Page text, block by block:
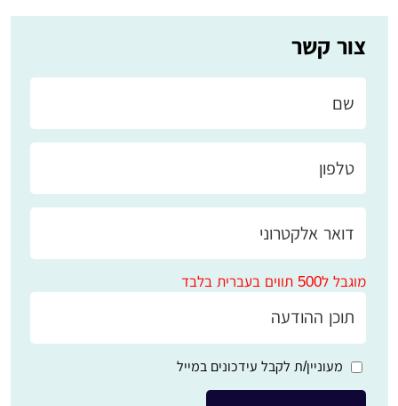
צור קשר
מוגבל ל500 תווים בעברית בלבד
מעוניין/ת לקבל עידכונים במייל